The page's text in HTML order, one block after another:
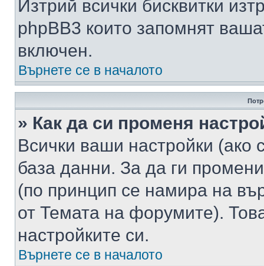
Изтрий всички бисквитки
phpBB3 които запомнят
включен.
Върнете се в началото
» Как да си променя
Всички ваши настройки (ако
база данни. За да ги
(по принцип се намира на
от Темата на форумите).
настройките си.
Върнете се в началото